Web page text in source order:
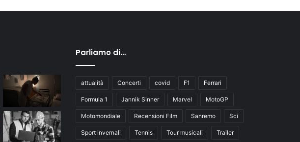
Parliamo di…
attualità Concerti covid F1 Ferrari
Formula 1 Jannik Sinner Marvel MotoGP
Motomondiale Recensioni Film Sanremo Sci
Sport invernali Tennis Tour musicali Trailer